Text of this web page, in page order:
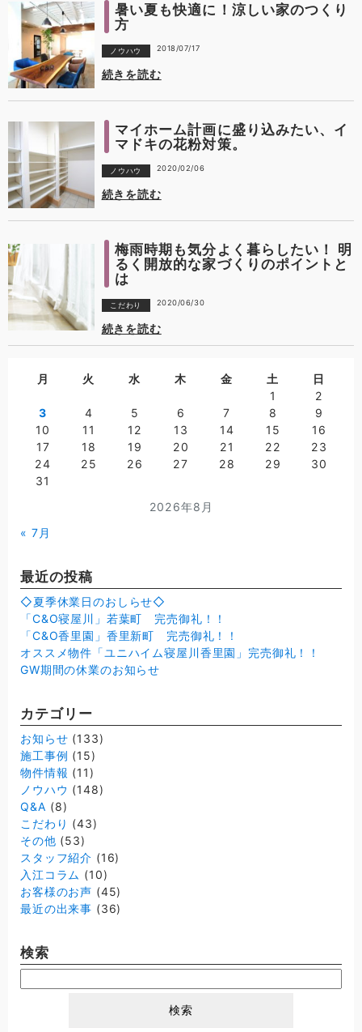
暑い夏も快適に！涼しい家のつくり
方
ノウハウ 2018/07/17
続きを読む
マイホーム計画に盛り込みたい、イ
マドキの花粉対策。
ノウハウ 2020/02/06
続きを読む
梅雨時期も気分よく暮らしたい！ 明
るく開放的な家づくりのポイントと
は
こだわり 2020/06/30
続きを読む
2026年8月
月 火 水 木 金 土
日
1
2
3
4 5 6 7 8
9
10
11 12 13 14 15
16
17
18 19 20 21 22
23
24
25 26 27 28 29
30
31
« 7月
最近の投稿
◇夏季休業日のおしらせ◇
「C&O寝屋川」若葉町 完売御礼！！
「C&O香里園」香里新町 完売御礼！！
オススメ物件「ユニハイム寝屋川香里園」完売御礼！！
GW期間の休業のお知らせ
カテゴリー
お知らせ (133)
施工事例 (15)
物件情報 (11)
ノウハウ (148)
Q&A (8)
こだわり (43)
その他 (53)
スタッフ紹介 (16)
入江コラム (10)
お客様のお声 (45)
最近の出来事 (36)
検索
索: